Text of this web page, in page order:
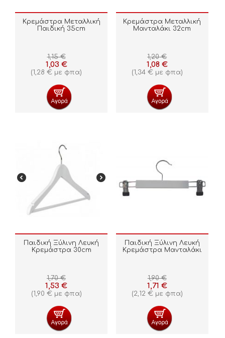
Κρεμάστρα Μεταλλική
Παιδική 35cm
1,15 €
1,03 €
(1,28 € με φπα)
Κρεμάστρα Μεταλλική
Μανταλάκι 32cm
1,20 €
1,08 €
(1,34 €με φπα)
Παιδική Ξύλινη Λευκή
Κρεμάστρα 30cm
1,70 €
1,53 €
(1,90 €με φπα)
Παιδική Ξύλινη Λευκή
Κρεμάστρα Μανταλάκι
1,90 €
1,71 €
(2,12 €με φπα)